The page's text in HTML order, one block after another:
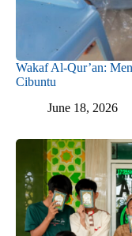
Wakaf Al-Qur’an:
Cibuntu
June 18, 2026